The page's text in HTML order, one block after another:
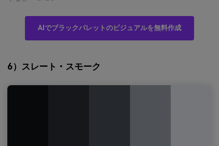
AIでブラックパレットのビジュアルを無料作成
6）スレート・スモーク